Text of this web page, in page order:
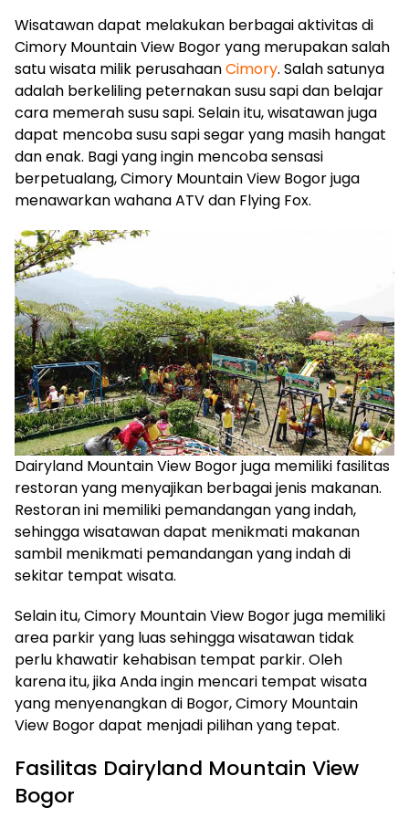
Wisatawan dapat melakukan berbagai aktivitas di
Cimory Mountain View Bogor yang merupakan salah
satu wisata milik perusahaanCimory. Salah satunya
adalah berkeliling peternakan susu sapi dan belajar
cara memerah susu sapi. Selain itu, wisatawan juga
dapat mencoba susu sapi segar yang masih hangat
dan enak. Bagi yang ingin mencoba sensasi
berpetualang, Cimory Mountain View Bogor juga
menawarkan wahana ATV dan Flying Fox.
Dairyland Mountain View Bogor juga memiliki fasilitas
restoran yang menyajikan berbagai jenis makanan.
Restoran ini memiliki pemandangan yang indah,
sehingga wisatawan dapat menikmati makanan
sambil menikmati pemandangan yang indah di
sekitar tempat wisata.
Selain itu, Cimory Mountain View Bogor juga memiliki
area parkir yang luas sehingga wisatawan tidak
perlu khawatir kehabisan tempat parkir. Oleh
karena itu, jika Anda ingin mencari tempat wisata
yang menyenangkan di Bogor, Cimory Mountain
View Bogor dapat menjadi pilihan yang tepat.
Fasilitas Dairyland Mountain View
Bogor